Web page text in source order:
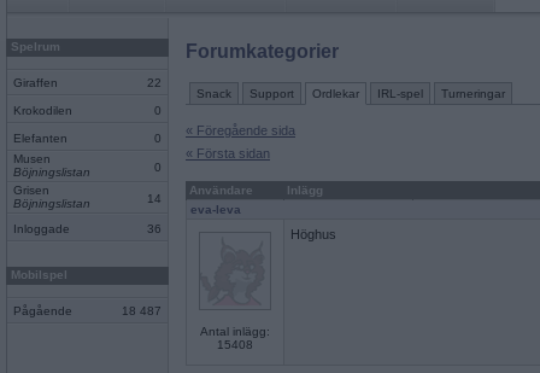
Spelrum
Giraffen 22
Krokodilen 0
Elefanten
0
Musen
Böjningslistan
0
Grisen
Böjningslistan
14
Inloggade 36
Mobilspel
Pågående 18 487
Forumkategorier
Snack Support Ordlekar IRL-spel Turneringar
« Föregående sida
« Första sidan
Användare
Inlägg
eva-leva
Antal inlägg:
15408
Höghus